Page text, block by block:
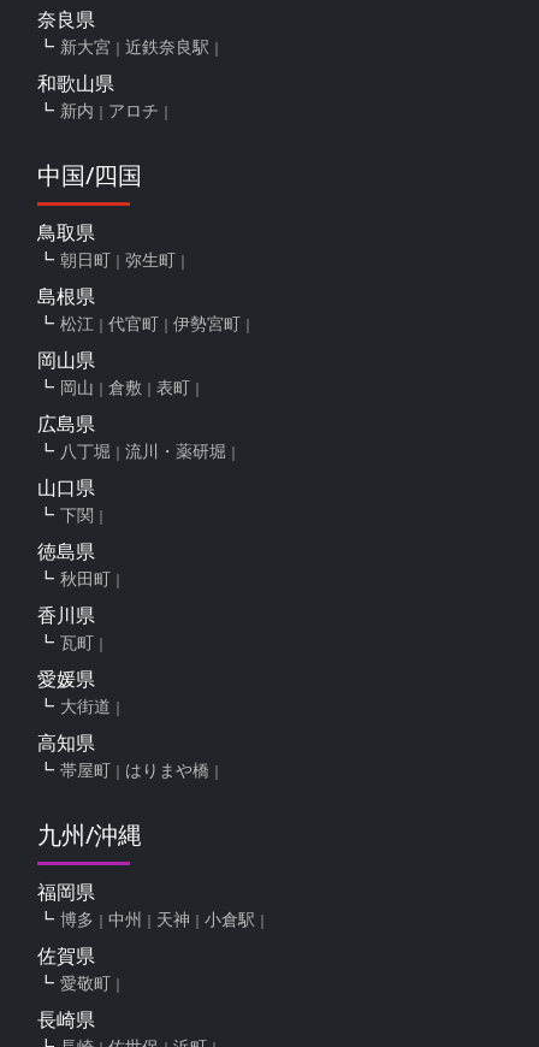
奈良県
新大宮 近鉄奈良駅
和歌山県
新内 アロチ
中国/四国
鳥取県
朝日町 弥生町
島根県
松江 代官町 伊勢宮町
岡山県
岡山 倉敷 表町
広島県
八丁堀 流川・薬研堀
山口県
下関
徳島県
秋田町
香川県
瓦町
愛媛県
大街道
高知県
帯屋町 はりまや橋
九州/沖縄
福岡県
博多 中州 天神 小倉駅
佐賀県
愛敬町
長崎県